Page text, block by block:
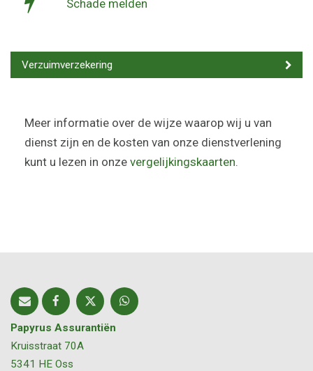
Schade melden
Verzuimverzekering
Meer informatie over de wijze waarop wij u van
dienst zijn en de kosten van onze dienstverlening
kunt u lezen in onze vergelijkingskaarten.
Papyrus Assurantiën
Kruisstraat 70A
5341 HE Oss